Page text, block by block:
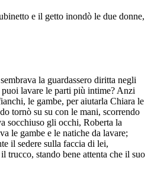
e il getto inondò le due donne,
la guardassero diritta negli
lavare le parti più intime? Anzi
le gambe, per aiutarla Chiara le
tornò su su con le mani, scorrendo
socchiuso gli occhi, Roberta la
le gambe e le natiche da lavare;
il sedere sulla faccia di lei,
trucco, stando bene attenta che il suo